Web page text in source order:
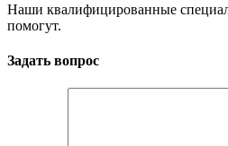
Наши квалифицированные
помогут.
Задать вопрос